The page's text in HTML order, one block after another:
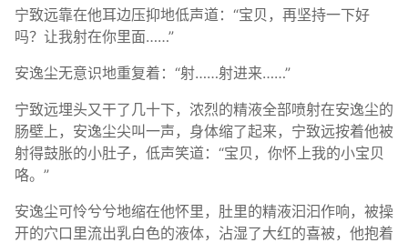
宁致远靠在他耳边压抑地低声道：“宝贝，再坚持一下好
吗？让我射在你里面……”
安逸尘无意识地重复着：“射……射进来……”
宁致远埋头又干了几十下，浓烈的精液全部喷射在安逸尘的
肠壁上，安逸尘尖叫一声，身体缩了起来，宁致远按着他被
射得鼓胀的小肚子，低声笑道：“宝贝，你怀上我的小宝贝
咯。”
安逸尘可怜兮兮地缩在他怀里，肚里的精液汩汩作响，被操
开的穴口里流出乳白色的液体，沾湿了大红的喜被，他抱着